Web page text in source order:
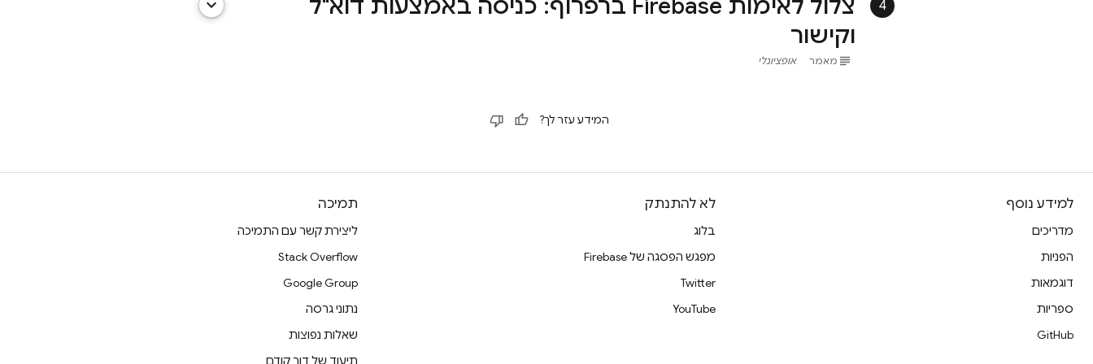
4
צלול לאימות Firebase ברפרוף: כניסה באמצעות דוא"ל
וקישור
keyboard_arrow_down
subject מאמר אופציונלי
המידע עזר לך?
למידע נוסף
מדריכים
הפניות
דוגמאות
ספריות
GitHub
לא להתנתק
בלוג
מפגש הפסגה של Firebase
Twitter
YouTube
תמיכה
ליצירת קשר עם התמיכה
Stack Overflow
Google Group
נתוני גרסה
שאלות נפוצות
תיעוד של דור קודם